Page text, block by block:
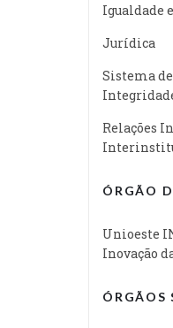
Igualdade
Jurídica
Sistema
Relações
ÓRGÃO
Unioeste
Inovação
ÓRGÃOS